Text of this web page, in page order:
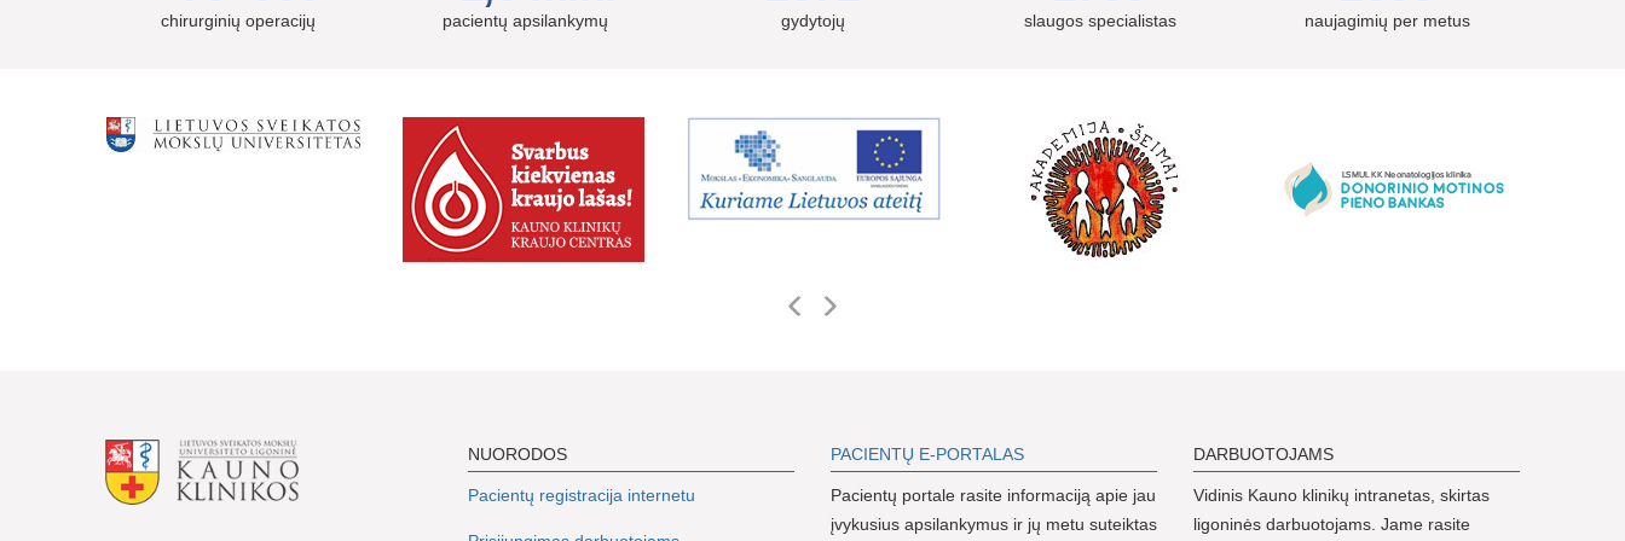
chirurginių operacijų pacientų apsilankymų gydytojų slaugos specialistas naujagimių per metus
NUORODOS
Pacientų registracija internetu
PACIENTŲ E-PORTALAS
Pacientų portale rasite informaciją apie jau
įvykusius apsilankymus ir jų metu suteiktas
DARBUOTOJAMS
Vidinis Kauno klinikų intranetas, skirtas
ligoninės darbuotojams. Jame rasite